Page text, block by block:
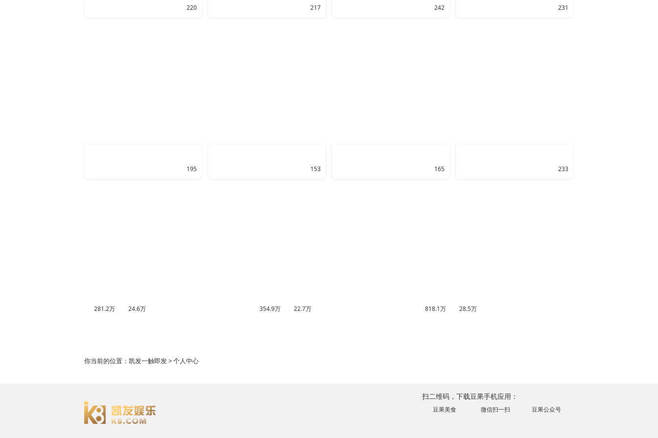
220 217 242 231
195 153 165 233
281.2万 24.6万 354.9万 22.7万 818.1万 28.5万
你当前的位置： 凯发一触即发> 个人中心
扫二维码，下载豆果手机应用：
豆果美食 微信扫一扫 豆果公众号